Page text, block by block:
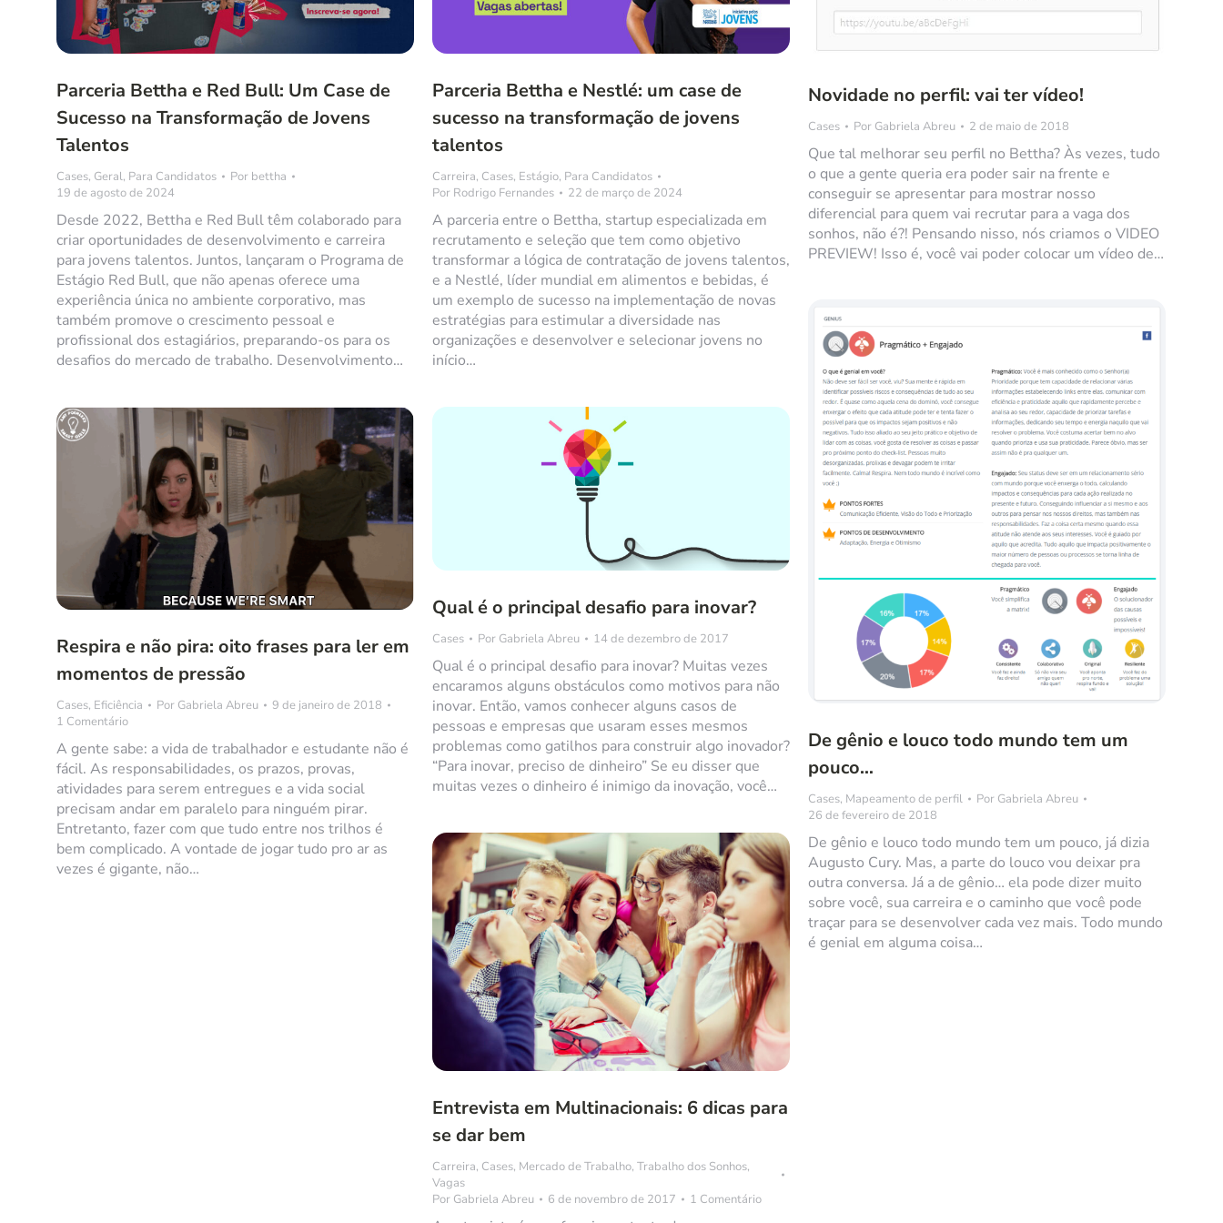
Parceria Bettha e Red Bull: Um Case de
Sucesso na Transformação de Jovens
Talentos
Cases, Geral, Para Candidatos Por bettha
19 de agosto de 2024
Desde 2022, Bettha e Red Bull têm colaborado para
criar oportunidades de desenvolvimento e carreira
para jovens talentos. Juntos, lançaram o Programa de
Estágio Red Bull, que não apenas oferece uma
experiência única no ambiente corporativo, mas
também promove o crescimento pessoal e
profissional dos estagiários, preparando-os para os
desafios do mercado de trabalho. Desenvolvimento…
Parceria Bettha e Nestlé: um case de
sucesso na transformação de jovens
talentos
Carreira, Cases, Estágio, Para Candidatos
Por Rodrigo Fernandes 22 de março de 2024
A parceria entre o Bettha, startup especializada em
recrutamento e seleção que tem como objetivo
transformar a lógica de contratação de jovens talentos,
e a Nestlé, líder mundial em alimentos e bebidas, é
um exemplo de sucesso na implementação de novas
estratégias para estimular a diversidade nas
organizações e desenvolver e selecionar jovens no
início…
Novidade no perfil: vai ter vídeo!
Cases Por Gabriela Abreu 2 de maio de 2018
Que tal melhorar seu perfil no Bettha? Às vezes, tudo
o que a gente queria era poder sair na frente e
conseguir se apresentar para mostrar nosso
diferencial para quem vai recrutar para a vaga dos
sonhos, não é?! Pensando nisso, nós criamos o VIDEO
PREVIEW! Isso é, você vai poder colocar um vídeo de…
De gênio e louco todo mundo tem um
pouco…
Cases, Mapeamento de perfil Por Gabriela Abreu
26 de fevereiro de 2018
De gênio e louco todo mundo tem um pouco, já dizia
Augusto Cury. Mas, a parte do louco vou deixar pra
outra conversa. Já a de gênio… ela pode dizer muito
sobre você, sua carreira e o caminho que você pode
traçar para se desenvolver cada vez mais. Todo mundo
é genial em alguma coisa…
Respira e não pira: oito frases para ler em
momentos de pressão
Cases, Eficiência Por Gabriela Abreu
9 de janeiro de 2018
1 Comentário
A gente sabe: a vida de trabalhador e estudante não é
fácil. As responsabilidades, os prazos, provas,
atividades para serem entregues e a vida social
precisam andar em paralelo para ninguém pirar.
Entretanto, fazer com que tudo entre nos trilhos é
bem complicado. A vontade de jogar tudo pro ar as
vezes é gigante, não…
Qual é o principal desafio para inovar?
Cases Por Gabriela Abreu 14 de dezembro de 2017
Qual é o principal desafio para inovar? Muitas vezes
encaramos alguns obstáculos como motivos para não
inovar. Então, vamos conhecer alguns casos de
pessoas e empresas que usaram esses mesmos
problemas como gatilhos para construir algo inovador?
“Para inovar, preciso de dinheiro” Se eu disser que
muitas vezes o dinheiro é inimigo da inovação, você…
Entrevista em Multinacionais: 6 dicas para
se dar bem
Carreira, Cases, Mercado de Trabalho, Trabalho dos Sonhos,
Vagas
Por Gabriela Abreu 6 de novembro de 2017 1 Comentário